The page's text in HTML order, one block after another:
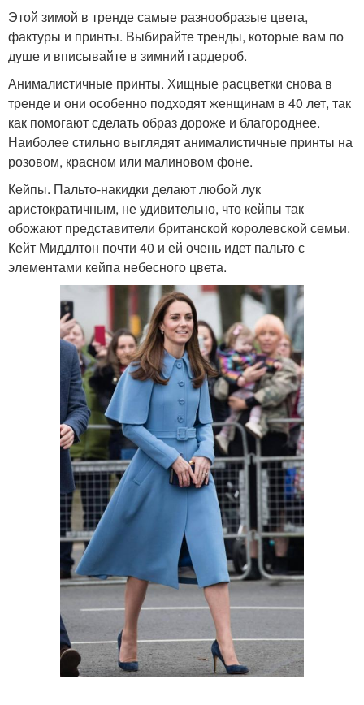
Этой зимой в тренде самые разнообразые цвета,
фактуры и принты. Выбирайте тренды, которые вам по
душе и вписывайте в зимний гардероб.
Анималистичные принты. Хищные расцветки снова в
тренде и они особенно подходят женщинам в 40 лет, так
как помогают сделать образ дороже и благороднее.
Наиболее стильно выглядят анималистичные принты на
розовом, красном или малиновом фоне.
Кейпы. Пальто-накидки делают любой лук
аристократичным, не удивительно, что кейпы так
обожают представители британской королевской семьи.
Кейт Миддлтон почти 40 и ей очень идет пальто с
элементами кейпа небесного цвета.